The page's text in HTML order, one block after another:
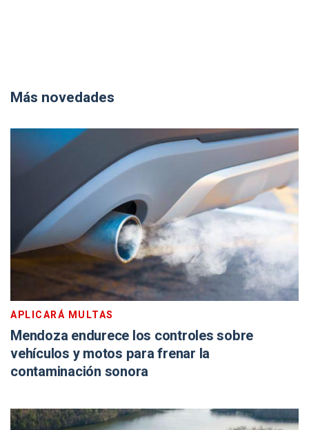
Más novedades
APLICARÁ MULTAS
Mendoza endurece los controles sobre
vehículos y motos para frenar la
contaminación sonora